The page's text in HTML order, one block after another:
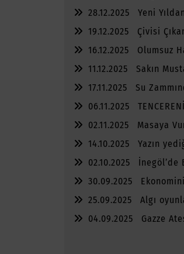
28.12.2025
Yeni
19.12.2025
Çivisi
16.12.2025
Olumsuz
11.12.2025
Sakın
17.11.2025
Su
06.11.2025
02.11.2025
Masaya
14.10.2025
Yazın
02.10.2025
İnegöl’de
30.09.2025
25.09.2025
Algı
04.09.2025
Gazze